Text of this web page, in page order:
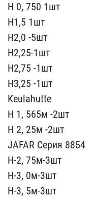
H ​0, 750 1шт
Н1,5 1шт
Н2​,0 -5шт
Н2,25-1шт
Н2,75 ​-1шт
Н3,25 -1шт
Keulahut​te
H 1, 565м -2шт
H 2, ​25м -2шт
JAFAR Серия 885​4
Н-2, 75м-3шт
Н-3, 0м​-3шт
Н-3, 5м-3шт